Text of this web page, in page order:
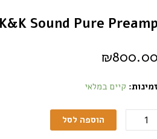
K&K Sound Pure Preamp
₪800.00
זמינות: קיים במלאי
הוספה לסל